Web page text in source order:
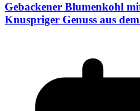
Gebackener Blumenkohl
Knuspriger Genuss aus